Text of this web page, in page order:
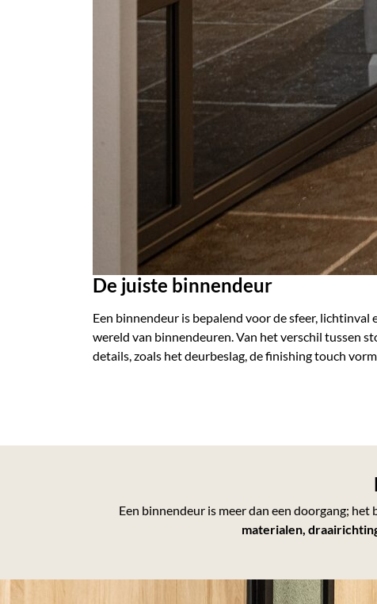
De juiste binnendeur
Een binnendeur is bepalend voor de sfeer,
wereld van binnendeuren. Van het verschil tussen
details, zoals het deurbeslag, de finishing touch
Een binnendeur is meer dan een doorgang;
materialen,